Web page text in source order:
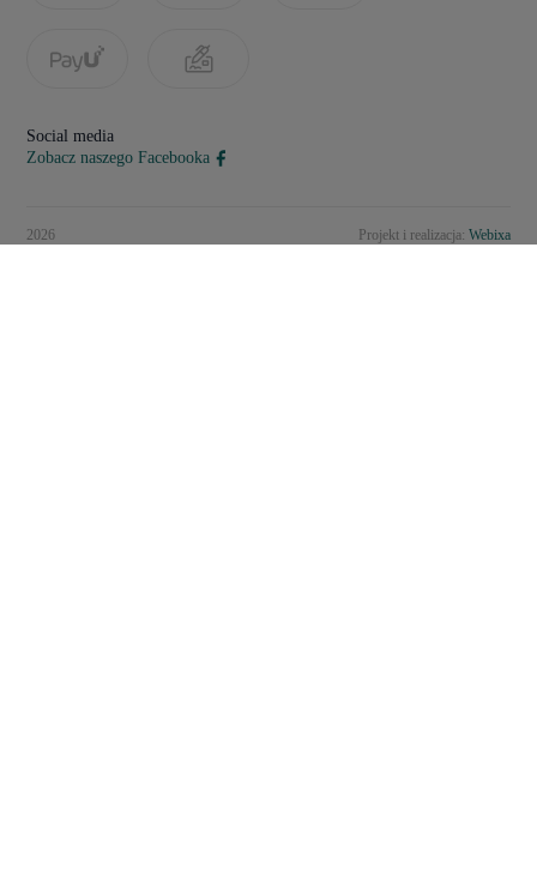
Social media
Zobacz naszego Facebooka
2026 Projekt i realizacja: Webixa